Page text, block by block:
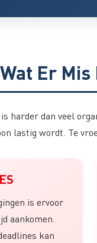
Er Mis
harder dan veel
lastig wordt. Te
is ervoor
aankomen.
kan